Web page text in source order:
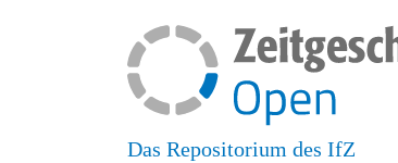
Das Repositorium des IfZ